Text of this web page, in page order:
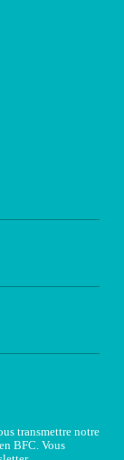
transmettre notre
BFC. Vous